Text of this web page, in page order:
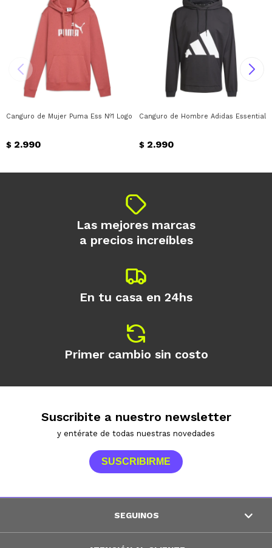
Canguro de Mujer Puma Ess Nº1 Logo Hoodie Puma - Rojo - Blanco
$ 2.990
Canguro de Hombre Adidas
$ 2.990
Las mejores marcas
a precios increíbles
En tu casa en 24hs
Primer cambio sin costo
Suscribite a nuestro newsletter
y entérate de todas nuestras novedades
SUSCRIBIRME
SEGUINOS